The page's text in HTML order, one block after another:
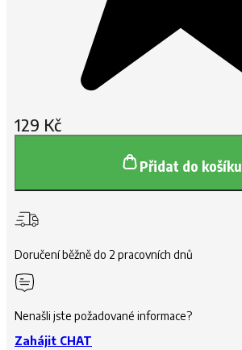
129 Kč
Přidat do košíku
Doručení běžně do 2 pracovních dnů
Nenašli jste požadované informace?
Zahájit CHAT